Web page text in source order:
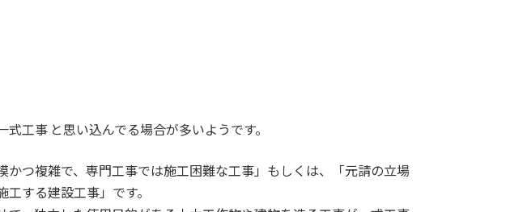
工事 と思い込んでる場合が多いようです。
つ複雑で、専門工事では施工困難な工事」もしくは、「元請の立場
する建設工事」です。